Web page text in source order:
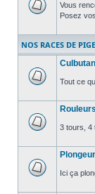
Aucun
Vous
Posez
NOS RACES DE
message
non
Tout ce
message
non
Rouleurs
3 tours, 4
message
Ici ça